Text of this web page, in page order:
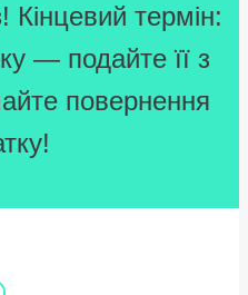
Кінцевий термін:
— подайте її з
повернення